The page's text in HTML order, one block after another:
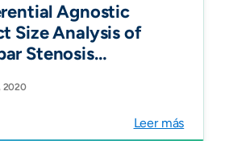
Agnostic
Size Analysis of
Stenosis
2020
Leer más